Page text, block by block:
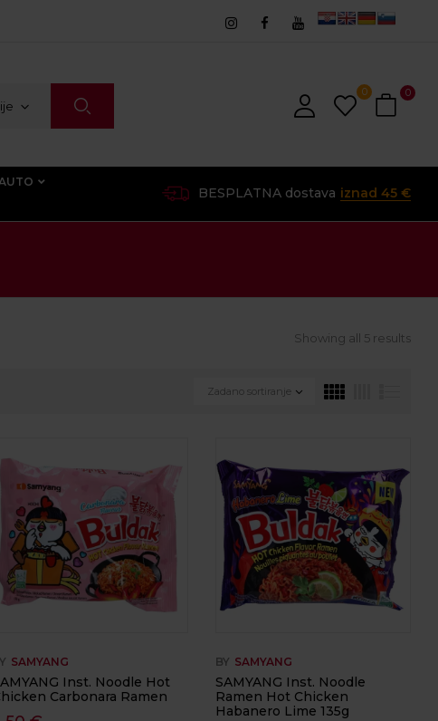
0 0
BESPLATNA dostava iznad 45 €
Showing all 5 results
Zadano sortiranje
SAMYANG
Inst. Noodle Hot
Carbonara Ramen
BY SAMYANG
SAMYANG Inst. Noodle
Ramen Hot Chicken
Habanero Lime 135g